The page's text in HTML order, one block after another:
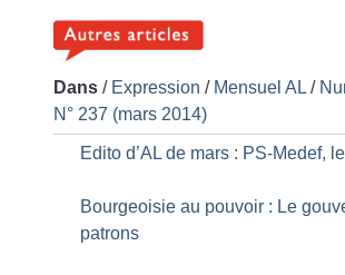
Dans / Expression / Mensuel AL /
N° 237 (mars 2014)
Edito d’AL de mars : PS-Medef,
Bourgeoisie au pouvoir : Le
patrons